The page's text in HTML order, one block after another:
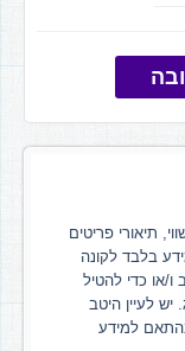
תיאורי פריטים
בלבד לקונה
או כדי להטיל
לעיין היטב
למידע